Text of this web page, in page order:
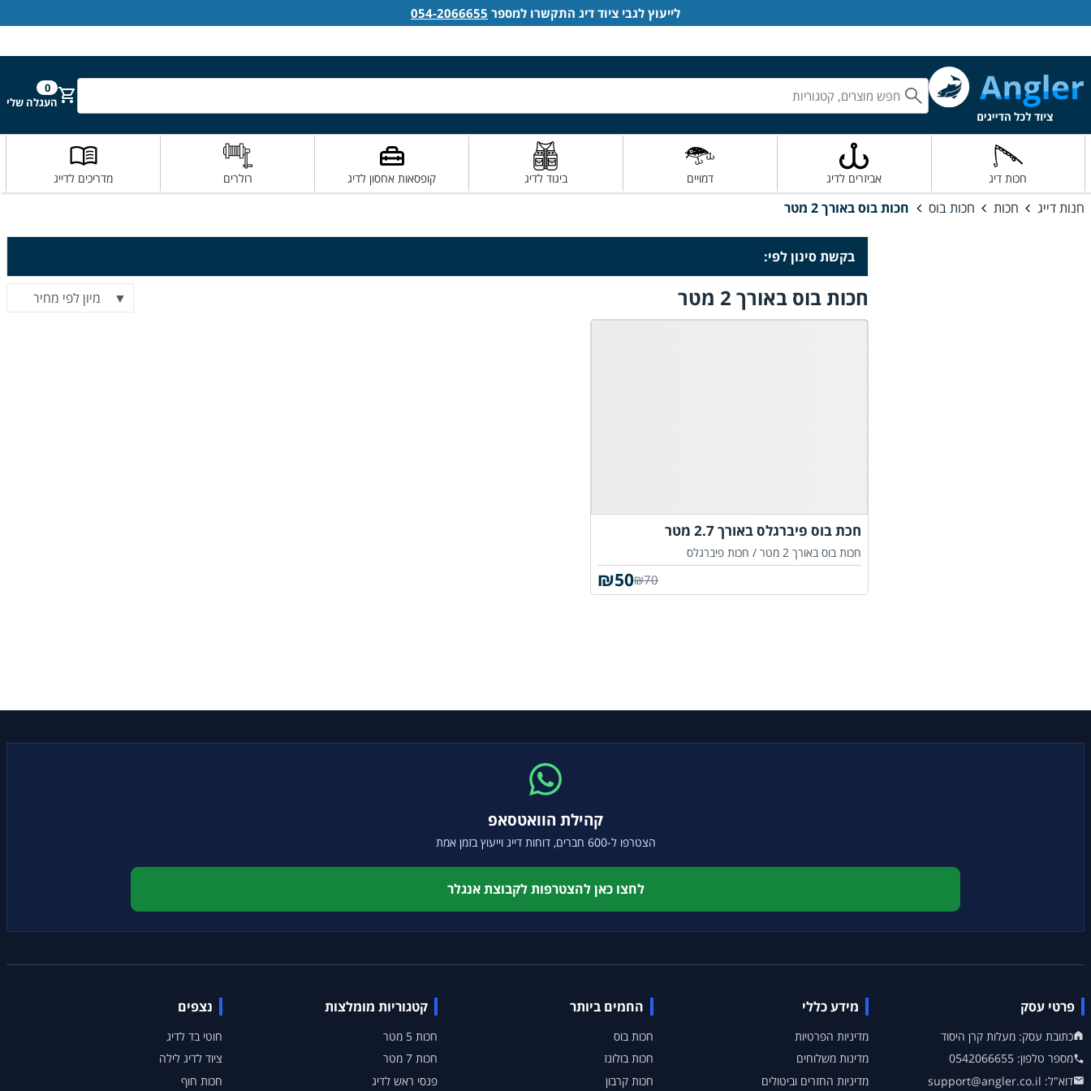
חפש0
העגלה שלי
חכות דיג אביזרים לדיג דמויים ביגוד לדיג קופסאות אחסון לדיג רולרים מדריכים לדייג
חנות דייג חכות חכות בוס חכות בוס באורך 2 מטר
בקשת סינון לפי:
חכות בוס באורך 2 מטר מיון לפי מחיר
חכת בוס פיברגלס באורך 2.7 מטר
חכות בוס באורך 2 מטר / חכות פיברגלס
₪70
50
₪
לייעוץ לגבי ציוד דיג התקשרו למספר 054-2066655
קהילת הוואטסאפ
הצטרפו ל-600 חברים, דוחות דייג וייעוץ בזמן אמת
לחצו כאן להצטרפות לקבוצת אנגלר
פרטי עסק
כתובת עסק: מעלות קרן היסוד
מספר טלפון: 0542066655
דוא"ל: support@angler.co.il
מידע כללי
מדיניות הפרטיות
מדינות משלוחים
מדיניות החזרים וביטולים
החמים ביותר
חכות בוס
חכות בולונז
חכות קרבון
קטגוריות מומלצות
חכות 5 מטר
חכות 7 מטר
פנסי ראש לדיג
נצפים
חוטי בד לדיג
ציוד לדיג לילה
חכות חוף